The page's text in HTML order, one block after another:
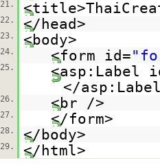
21.
22. </head>
23. <body>
24. <form id=
25.
<asp:Label
</
26. <br />
27. </form>
28. </body>
29. </html>